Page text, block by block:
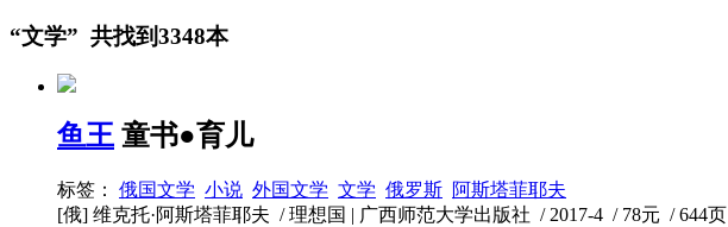
“文学” 共找到3348本
鱼王 童书●育儿
标签： 俄国文学 小说 外国文学 文学 俄罗斯 阿斯塔菲耶夫
[俄] 维克托·阿斯塔菲耶夫 / 理想国 | 广西师范大学出版社 / 2017-4 / 78元 / 644页